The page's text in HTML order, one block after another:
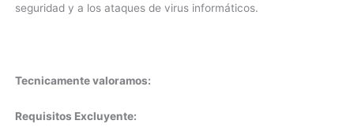
seguridad y a los ataques de virus informáticos.
Tecnicamente valoramos:
Requisitos Excluyente: